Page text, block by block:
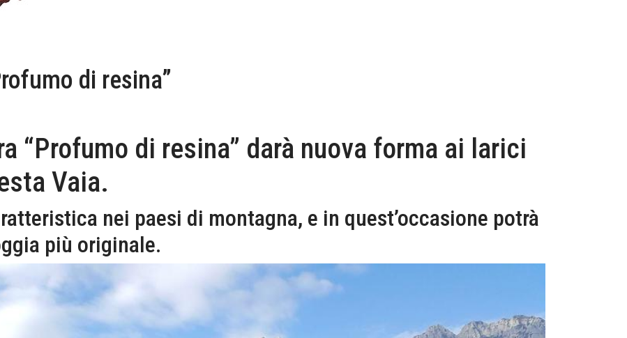
di resina”
“Profumo di resina” darà nuova forma ai larici
Vaia.
nei paesi di montagna, e in quest’occasione potrà
più originale.